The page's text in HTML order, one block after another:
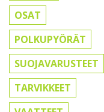
OSAT
POLKUPYÖRÄT
SUOJAVARUSTEET
TARVIKKEET